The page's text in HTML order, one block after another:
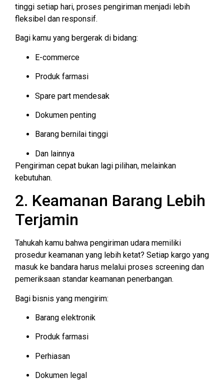
tinggi setiap hari, proses pengiriman menjadi lebih
fleksibel dan responsif.
Bagi kamu yang bergerak di bidang:
E-commerce
Produk farmasi
Spare part mendesak
Dokumen penting
Barang bernilai tinggi
Dan lainnya
Pengiriman cepat bukan lagi pilihan, melainkan
kebutuhan.
2. Keamanan Barang Lebih
Terjamin
Tahukah kamu bahwa pengiriman udara memiliki
prosedur keamanan yang lebih ketat? Setiap kargo yang
masuk ke bandara harus melalui proses screening dan
pemeriksaan standar keamanan penerbangan.
Bagi bisnis yang mengirim:
Barang elektronik
Produk farmasi
Perhiasan
Dokumen legal